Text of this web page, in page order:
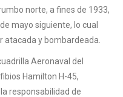
norte, a fines de 1933,
mayo siguiente, lo cual
atacada y bombardeada.
Aeronaval del
Hamilton H-45,
responsabilidad de